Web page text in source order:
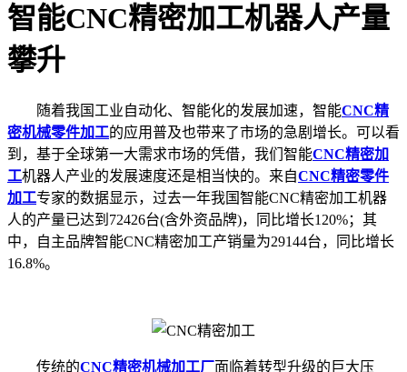
智能CNC精密加工机器人产量
攀升
随着我国工业自动化、智能化的发展加速，智能CNC精
密机械零件加工的应用普及也带来了市场的急剧增长。可以看
到，基于全球第一大需求市场的凭借，我们智能CNC精密加
工机器人产业的发展速度还是相当快的。来自CNC精密零件
加工专家的数据显示，过去一年我国智能CNC精密加工机器
人的产量已达到72426台(含外资品牌)，同比增长120%；其
中，自主品牌智能CNC精密加工产销量为29144台，同比增长
16.8%。
传统的CNC精密机械加工厂面临着转型升级的巨大压